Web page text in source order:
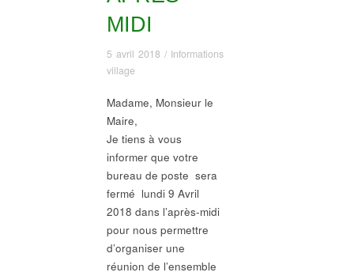
MIDI
5 avril 2018 / Informations
village
Madame, Monsieur le
Maire,
Je tiens à vous
informer que votre
bureau de poste sera
fermé lundi 9 Avril
2018 dans l’après-midi
pour nous permettre
d’organiser une
réunion de l’ensemble